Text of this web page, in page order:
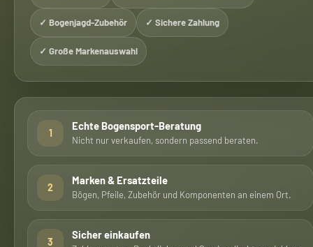
✓ Bogenjagd-Zubehör ✓ Sichere Zahlung
✓ Große Markenauswahl
1
Echte Bogensport-Beratung
Nicht nur verkaufen, sondern passend beraten.
2
Marken & Ersatzteile
Bögen, Pfeile, Zubehör und Komponenten an einem Ort.
3
Sicher einkaufen